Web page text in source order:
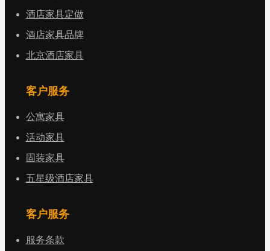
酒店家具定做
酒店家具品牌
北京酒店家具
客户服务
公寓家具
活动家具
固装家具
五星级酒店家具
客户服务
服务条款